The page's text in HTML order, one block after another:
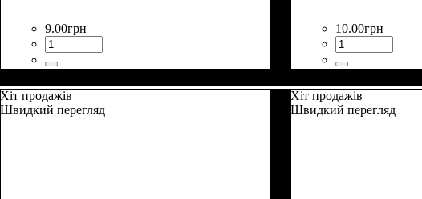
9.00грн 10.00грн
Хіт продажів
Швидкий перегляд
Хіт продажів
Швидкий перегляд